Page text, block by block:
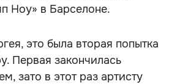
Ноу» в Барселоне.
это была вторая попытка
Первая закончилась
зато в этот раз артисту